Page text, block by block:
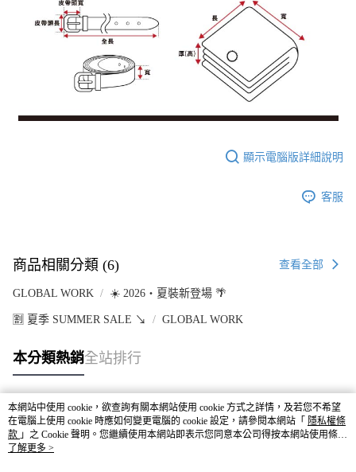
顯示電腦版詳細說明
客服
商品相關分類 (6) 查看全部
GLOBAL WORK ☀️ 2026・夏裝新登場 🌴
🈹 夏季 SUMMER SALE ↘️ GLOBAL WORK
本分類熱銷全站排行
熱門標籤
本網站中使用 cookie，欲查詢有關本網站使用 cookie 方式之詳情，及若您不希望
在電腦上使用 cookie 時應如何變更電腦的 cookie 設定，請參閱本網站「 隱私權條
款 」之 Cookie 聲明。您繼續使用本網站即表示您同意本公司得按本網站使用條款
之 Cookie 聲明使用 cookie。
了解更多 >